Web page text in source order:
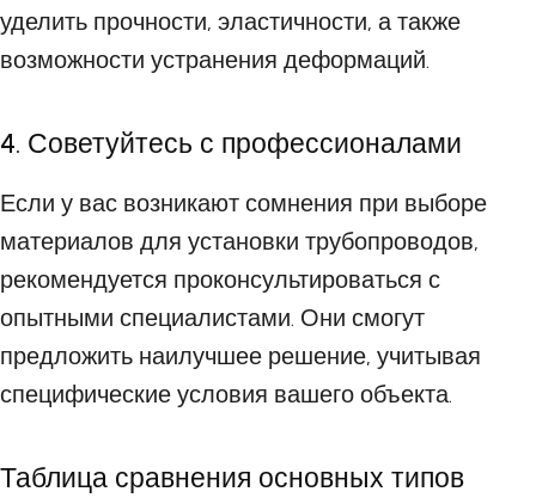
уделить прочности, эластичности, а также
возможности устранения деформаций.
4. Советуйтесь с профессионалами
Если у вас возникают сомнения при выборе
материалов для установки трубопроводов,
рекомендуется проконсультироваться с
опытными специалистами. Они смогут
предложить наилучшее решение, учитывая
специфические условия вашего объекта.
Таблица сравнения основных типов